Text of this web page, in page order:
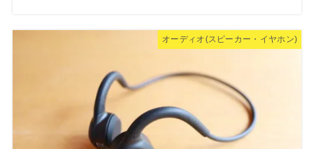
オーディオ(スピーカー・イヤホン)